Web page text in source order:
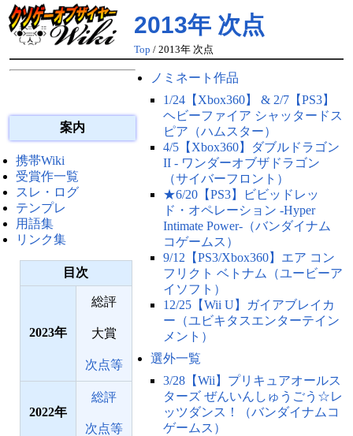
2013年 次点
Top / 2013年 次点
案内
携帯Wiki
受賞作一覧
スレ・ログ
テンプレ
用語集
リンク集
目次
2023
総評
大賞
次点等
2022
総評
次点等
ノミネート作品
1/24【Xbox360】 & 2/7【PS3】
ヘビーファイア シャッタードス
ピア（ハムスター）
4/5【Xbox360】ダブルドラゴン
II - ワンダーオブザドラゴン
（サイバーフロント）
★6/20【PS3】ビビッドレッ
ド・オペレーション -Hyper
Intimate Power-（バンダイナム
コゲームス）
9/12【PS3/Xbox360】エア コン
フリクト ベトナム（ユービーア
イソフト）
12/25【Wii U】ガイアブレイカ
ー（ユビキタスエンターテイン
メント）
選外一覧
3/28【Wii】プリキュアオールス
ターズ ぜんいんしゅうごう☆レ
ッツダンス！（バンダイナムコ
ゲームス）